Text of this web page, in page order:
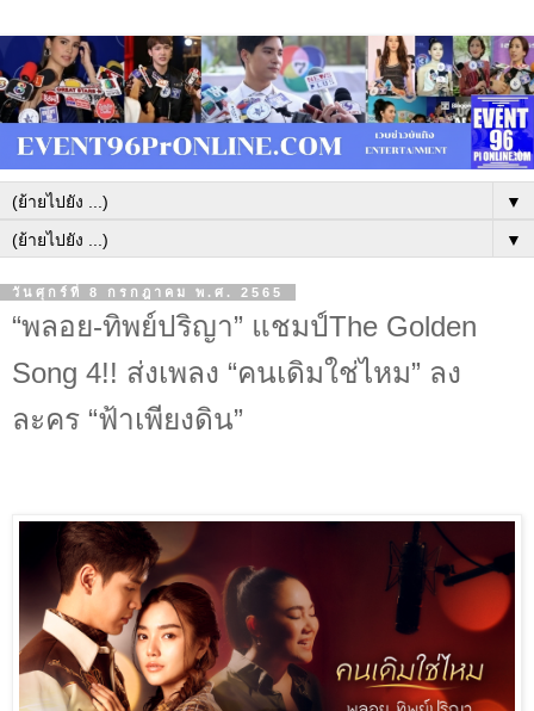
▼
▼
วันศุกร์ที่ 8 กรกฎาคม พ.ศ. 2565
“พลอย-ทิพย์ปริญา” แชมป์The Golden
Song 4!! ส่งเพลง “คนเดิมใช่ไหม” ลง
ละคร “ฟ้าเพียงดิน”